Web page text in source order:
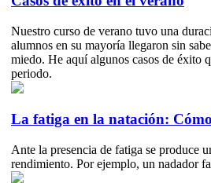
Nuestro curso de verano tuvo una
alumnos en su mayoría llegaron sin
miedo. He aquí algunos casos de éxito
periodo.
La fatiga en la natación:
Ante la presencia de fatiga se produce
rendimiento. Por ejemplo, un nadador